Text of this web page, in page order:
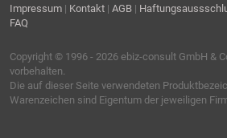
Impressum | Kontakt | AGB |
FAQ
Copyright © 1996 - 2026 ebiz-consult GmbH &
vorbehalten.
Die auf dieser Seite verwendeten
Warenzeichen sind Eigentum der jeweiligen